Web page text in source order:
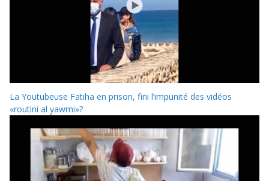
La Youtubeuse Fatiha en prison, fini l’impunité des vidéos
«routini al yawmi»?